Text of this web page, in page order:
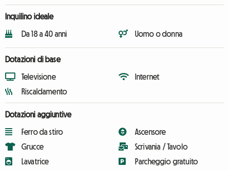
Inquilino ideale
Da 18 a 40 anni Uomo o donna
Dotazioni di base
Televisione
Riscaldamento
Internet
Dotazioni aggiuntive
Ferro da stiro
Grucce
Lavatrice
Ascensore
Scrivania / Tavolo
Parcheggio gratuito